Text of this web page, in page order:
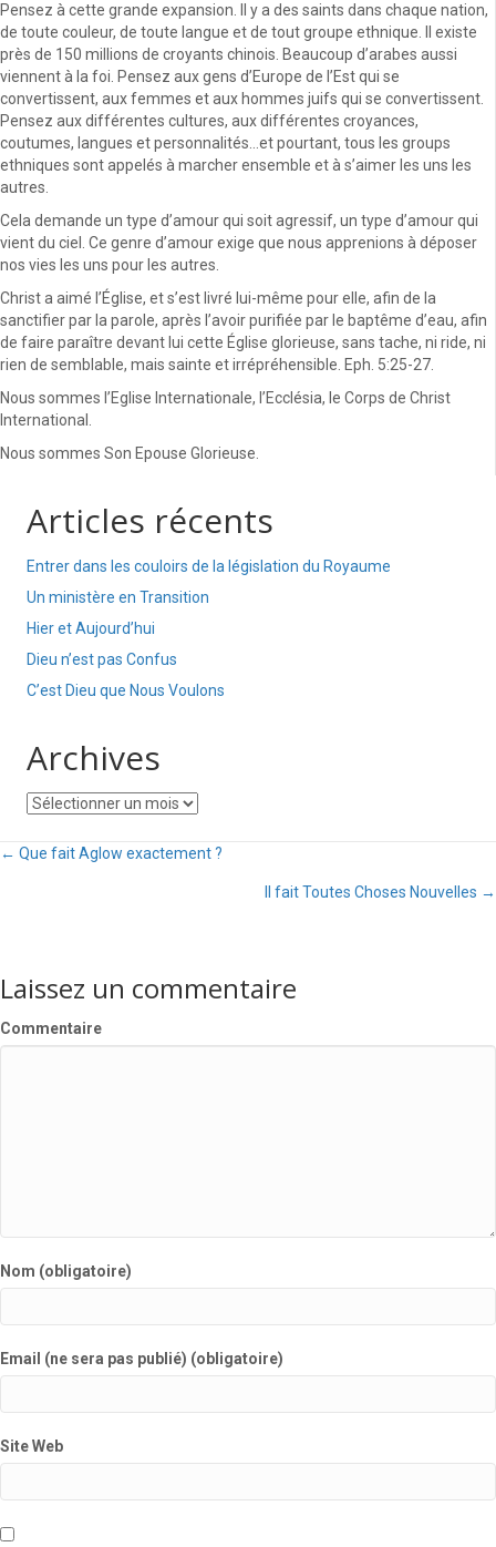
Pensez à cette grande expansion. Il y a des saints dans chaque nation,
de toute couleur, de toute langue et de tout groupe ethnique. Il existe
près de 150 millions de croyants chinois. Beaucoup d’arabes aussi
viennent à la foi. Pensez aux gens d’Europe de l’Est qui se
convertissent, aux femmes et aux hommes juifs qui se convertissent.
Pensez aux différentes cultures, aux différentes croyances,
coutumes, langues et personnalités…et pourtant, tous les groups
ethniques sont appelés à marcher ensemble et à s’aimer les uns les
autres.
Cela demande un type d’amour qui soit agressif, un type d’amour qui
vient du ciel. Ce genre d’amour exige que nous apprenions à déposer
nos vies les uns pour les autres.
Christ a aimé l’Église, et s’est livré lui-même pour elle, afin de la
sanctifier par la parole, après l’avoir purifiée par le baptême d’eau, afin
de faire paraître devant lui cette Église glorieuse, sans tache, ni ride, ni
rien de semblable, mais sainte et irrépréhensible. Eph. 5:25-27.
Nous sommes l’Eglise Internationale, l’Ecclésia, le Corps de Christ
International.
Nous sommes Son Epouse Glorieuse.
Articles récents
Entrer dans les couloirs de la législation du Royaume
Un ministère en Transition
Hier et Aujourd’hui
Dieu n’est pas Confus
C’est Dieu que Nous Voulons
Archives
Archives
Posts
← Que fait Aglow exactement ?
Il fait Toutes Choses Nouvelles →
Laissez un commentaire
Commentaire
Nom (obligatoire)
Email (ne sera pas publié) (obligatoire)
Site Web